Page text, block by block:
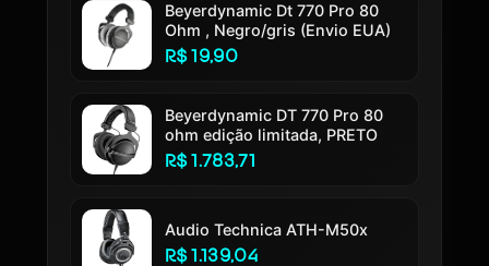
Beyerdynamic Dt 770 Pro 80
Ohm , Negro/gris (Envio EUA)
R$ 19,90
Beyerdynamic DT 770 Pro 80
ohm edição limitada, PRETO
R$ 1.783,71
Audio Technica ATH-M50x
R$ 1.139,04